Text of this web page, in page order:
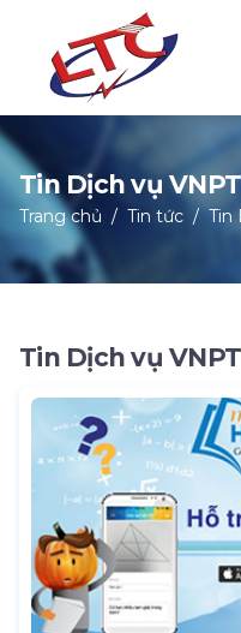
Tin Dịch vụ VNPT
Trang chủ Tin tức Tin
Tin Dịch vụ VNPT